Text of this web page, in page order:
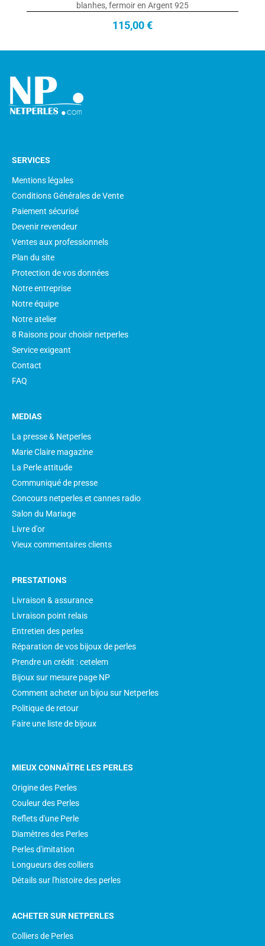
blanhes, fermoir en Argent 925
115,00 €
SERVICES
Mentions légales
Conditions Générales de Vente
Paiement sécurisé
Devenir revendeur
Ventes aux professionnels
Plan du site
Protection de vos données
Notre entreprise
Notre équipe
Notre atelier
8 Raisons pour choisir netperles
Service exigeant
Contact
FAQ
MEDIAS
La presse & Netperles
Marie Claire magazine
La Perle attitude
Communiqué de presse
Concours netperles et cannes radio
Salon du Mariage
Livre d'or
Vieux commentaires clients
PRESTATIONS
Livraison & assurance
Livraison point relais
Entretien des perles
Réparation de vos bijoux de perles
Prendre un crédit : cetelem
Bijoux sur mesure page NP
Comment acheter un bijou sur Netperles
Politique de retour
Faire une liste de bijoux
MIEUX CONNAÎTRE LES PERLES
Origine des Perles
Couleur des Perles
Reflets d'une Perle
Diamètres des Perles
Perles d'imitation
Longueurs des colliers
Détails sur l'histoire des perles
ACHETER SUR NETPERLES
Colliers de Perles